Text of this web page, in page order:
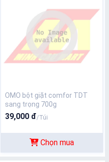
OMO bột giặt comfor TDT
sang trọng 700g
39,000 đ/Túi
Chọn mua